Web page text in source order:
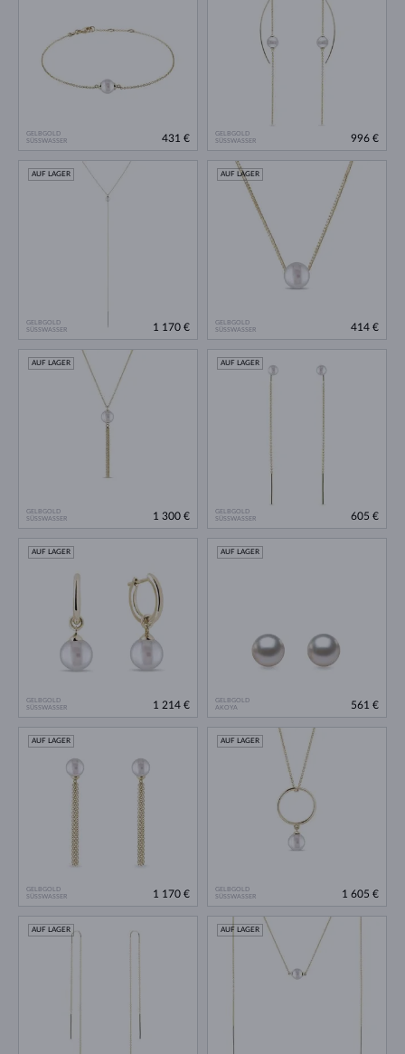
GELBGOLD
SÜSSWASSER
431 €
GELBGOLD
SÜSSWASSER
996 €
GELBGOLD
SÜSSWASSER
AUF LAGER
1 170 €
GELBGOLD
SÜSSWASSER
AUF LAGER
414 €
GELBGOLD
SÜSSWASSER
AUF LAGER
1 300 €
GELBGOLD
SÜSSWASSER
AUF LAGER
605 €
GELBGOLD
SÜSSWASSER
AUF LAGER
1 214 €
GELBGOLD
AKOYA
AUF LAGER
561 €
GELBGOLD
SÜSSWASSER
AUF LAGER
1 170 €
GELBGOLD
SÜSSWASSER
AUF LAGER
1 605 €
AUF LAGER AUF LAGER